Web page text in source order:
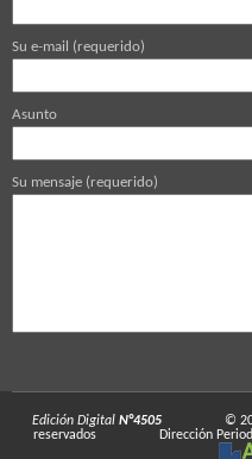
Su e-mail (requerido)
Asunto
Su mensaje (requerido)
Edición Digital N°4505 ©
reservados
Dirección